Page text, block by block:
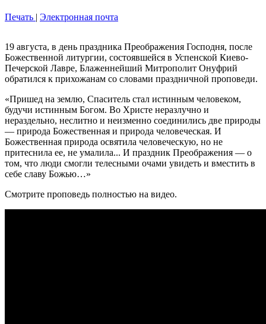
Печать | Электронная почта
19 августа, в день праздника Преображения Господня, после
Божественной литургии, состоявшейся в Успенской Киево-
Печерской Лавре, Блаженнейший Митрополит Онуфрий
обратился к прихожанам со словами праздничной проповеди.
«Пришед на землю, Спаситель стал истинным человеком,
будучи истинным Богом. Во Христе неразлучно и
нераздельно, неслитно и неизменно соединились две природы
― природа Божественная и природа человеческая. И
Божественная природа освятила человеческую, но не
притеснила ее, не умалила... И праздник Преображения ― о
том, что люди смогли телесными очами увидеть и вместить в
себе славу Божью…»
Смотрите проповедь полностью на видео.